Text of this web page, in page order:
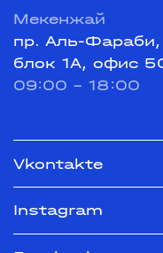
Мекенжай
пр. Аль-
блок 1А, офис
09:00 - 18:00
Vkontakte
Instagram